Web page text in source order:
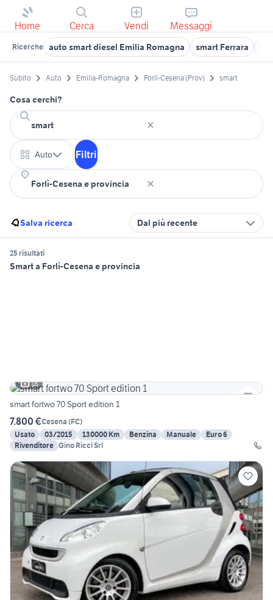
Home Cerca Vendi Messaggi
Ricerche auto smart diesel Emilia Romagna smart Ferrara
Subito Auto Emilia-Romagna Forlì-Cesena (Prov) smart
Cosa cerchi?
Auto Filtri
Salva ricerca Dal più recente
25 risultati
Smart a Forlì-Cesena e provincia
18
smart fortwo 70 Sport edition 1
7.800 €Cesena (FC)
Usato
03/2015 130000 Km Benzina Manuale
Euro 6
Rivenditore Gino Ricci Srl